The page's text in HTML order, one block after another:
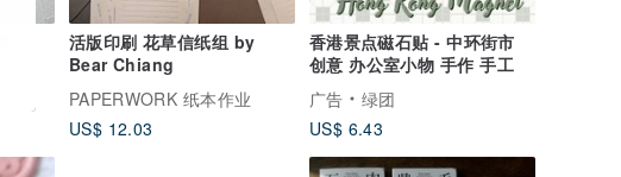
活版印刷 花草信纸组 by
Bear Chiang
PAPERWORK 纸本作业
US$ 12.03
香港景点磁石贴 - 中环街市
创意 办公室小物 手作 手工
广告
绿团
US$ 6.43